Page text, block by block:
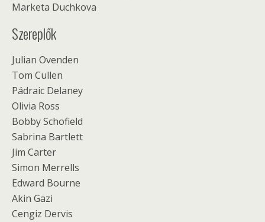
Marketa Duchkova
Szereplők
Julian Ovenden
Tom Cullen
Pádraic Delaney
Olivia Ross
Bobby Schofield
Sabrina Bartlett
Jim Carter
Simon Merrells
Edward Bourne
Akin Gazi
Cengiz Dervis